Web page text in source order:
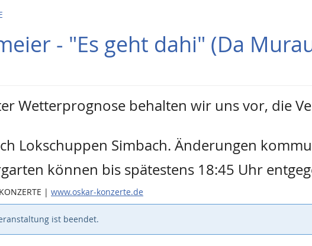
- "Es geht dahi" (Da
Wetterprognose behalten wir uns vor, die
Lokschuppen Simbach. Änderungen
können bis spätestens 18:45 Uhr
| www.oskar-konzerte.de
ist beendet.